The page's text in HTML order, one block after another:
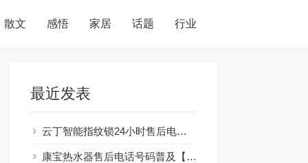
散文 感悟 家居 话题 行业
最近发表
云丁智能指纹锁24小时售后电话人工400客服电话
康宝热水器售后电话号码普及【燃气热水器水气双调：节能环保新选择】